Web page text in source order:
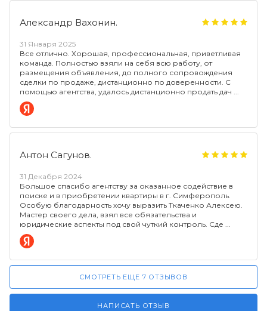
Александр Вахонин.
31 Января 2025
Все отлично. Хорошая, профессиональная, приветливая
команда. Полностью взяли на себя всю работу, от
размещения объявления, до полного сопровождения
сделки по продаже, дистанционно по доверенности. С
помощью агентства, удалось дистанционно продать дач
Антон Сагунов.
31 Декабря 2024
Большое спасибо агентству за оказанное содействие в
поиске и в приобретении квартиры в г. Симферополь.
Особую благодарность хочу выразить Ткаченко Алексею.
Мастер своего дела, взял все обязательства и
юридические аспекты под свой чуткий контроль. Сде
СМОТРЕТЬ ЕЩЕ 7 ОТЗЫВОВ
НАПИСАТЬ ОТЗЫВ